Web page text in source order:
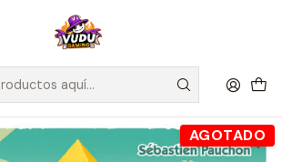
Chile! Envío GRATIS a Regiones sobre
$35.000
Mesa Competitivos Sobek - Español
AGOTADO